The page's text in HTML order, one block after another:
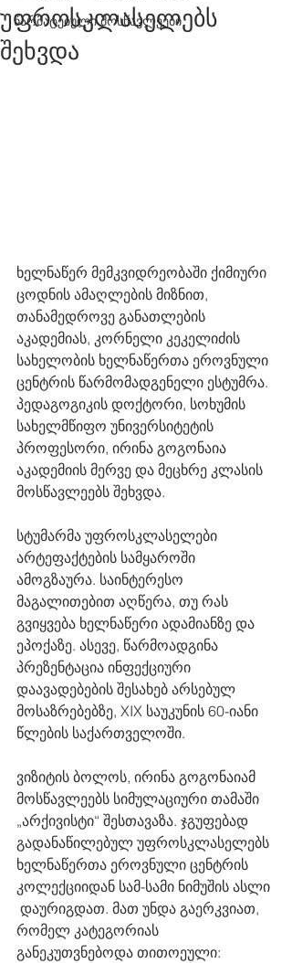
წარმატებული მოსწავლეები
უფროსკლასელებს
შეხვდა
ხელნაწერ მემკვიდრეობაში ქიმიური
ცოდნის ამაღლების მიზნით,
თანამედროვე განათლების
აკადემიას, კორნელი კეკელიძის
სახელობის ხელნაწერთა ეროვნული
ცენტრის წარმომადგენელი ესტუმრა.
პედაგოგიკის დოქტორი, სოხუმის
სახელმწიფო უნივერსიტეტის
პროფესორი, ირინა გოგონაია
აკადემიის მერვე და მეცხრე კლასის
მოსწავლეებს შეხვდა.
სტუმარმა უფროსკლასელები
არტეფაქტების სამყაროში
ამოგზაურა. საინტერესო
მაგალითებით აღწერა, თუ რას
გვიყვება ხელნაწერი ადამიანზე და
ეპოქაზე. ასევე, წარმოადგინა
პრეზენტაცია ინფექციური
დაავადებების შესახებ არსებულ
მოსაზრებებზე, XIX საუკუნის 60-იანი
წლების საქართველოში.
ვიზიტის ბოლოს, ირინა გოგონაიამ
მოსწავლეებს სიმულაციური თამაში
„არქივისტი“ შესთავაზა. ჯგუფებად
გადანაწილებულ უფროსკლასელებს
ხელნაწერთა ეროვნული ცენტრის
კოლექციიდან სამ-სამი ნიმუშის ასლი
დაურიგდათ. მათ უნდა გაერკვიათ,
რომელ კატეგორიას
განეკუთვნებოდა თითოეული: